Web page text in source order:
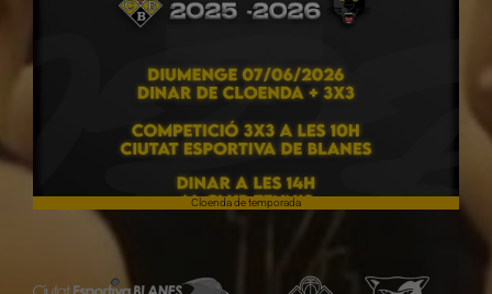
Cloenda de temporada